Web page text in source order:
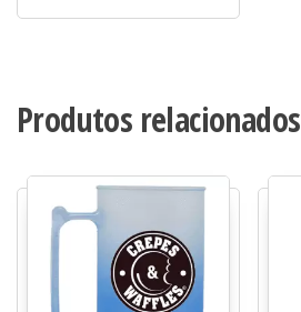
Produtos relacionados